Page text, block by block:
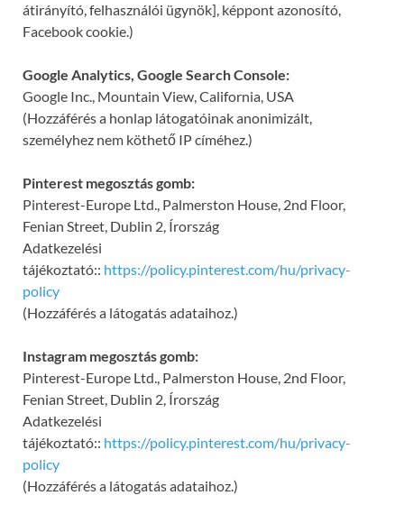
átirányító, felhasználói ügynök], képpont azonosító,
Facebook cookie.)
Google Analytics, Google Search Console:
Google Inc., Mountain View, California, USA
(Hozzáférés a honlap látogatóinak anonimizált,
személyhez nem köthető IP címéhez.)
Pinterest megosztás gomb:
Pinterest-Europe Ltd., Palmerston House, 2nd Floor,
Fenian Street, Dublin 2, Írország
Adatkezelési
tájékoztató:: https://policy.pinterest.com/hu/privacy-
policy
(Hozzáférés a látogatás adataihoz.)
Instagram megosztás gomb:
Pinterest-Europe Ltd., Palmerston House, 2nd Floor,
Fenian Street, Dublin 2, Írország
Adatkezelési
tájékoztató:: https://policy.pinterest.com/hu/privacy-
policy
(Hozzáférés a látogatás adataihoz.)